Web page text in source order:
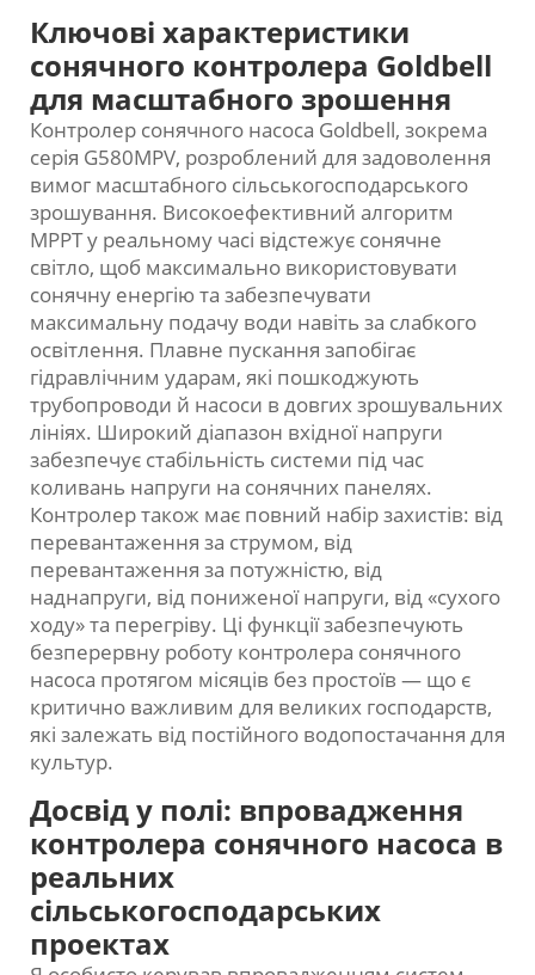
Ключові характеристики
сонячного контролера Goldbell
для масштабного зрошення
Контролер сонячного насоса Goldbell, зокрема
серія G580MPV, розроблений для задоволення
вимог масштабного сільськогосподарського
зрошування. Високоефективний алгоритм
MPPT у реальному часі відстежує сонячне
світло, щоб максимально використовувати
сонячну енергію та забезпечувати
максимальну подачу води навіть за слабкого
освітлення. Плавне пускання запобігає
гідравлічним ударам, які пошкоджують
трубопроводи й насоси в довгих зрошувальних
лініях. Широкий діапазон вхідної напруги
забезпечує стабільність системи під час
коливань напруги на сонячних панелях.
Контролер також має повний набір захистів: від
перевантаження за струмом, від
перевантаження за потужністю, від
наднапруги, від пониженої напруги, від «сухого
ходу» та перегріву. Ці функції забезпечують
безперервну роботу контролера сонячного
насоса протягом місяців без простоїв — що є
критично важливим для великих господарств,
які залежать від постійного водопостачання для
культур.
Досвід у полі: впровадження
контролера сонячного насоса в
реальних
сільськогосподарських
проектах